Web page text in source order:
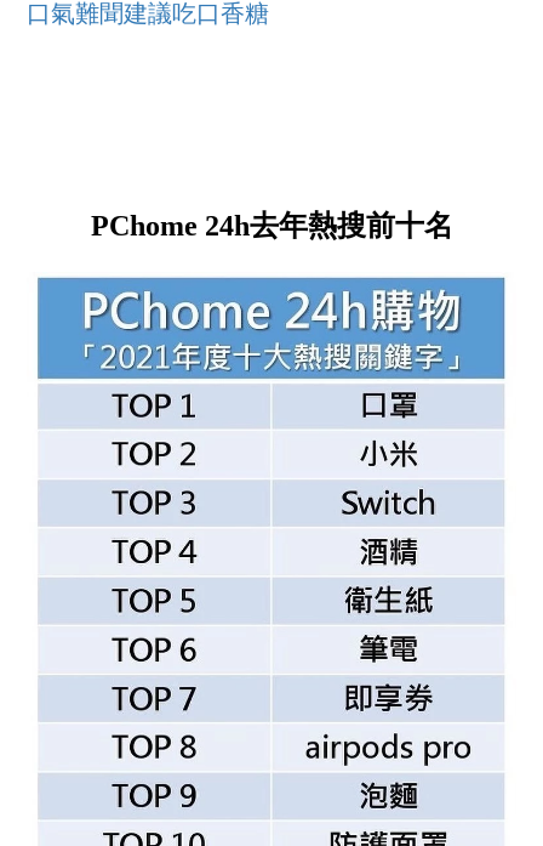
口氣難聞建議吃口香糖
PChome 24h去年熱搜前十名